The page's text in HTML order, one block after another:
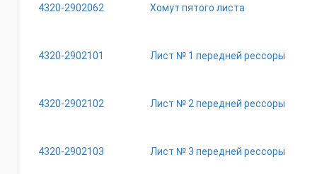
4320-2902062 Хомут пятого листа
4320-2902101 Лист № 1 передней рессоры
4320-2902102 Лист № 2 передней рессоры
4320-2902103 Лист № 3 передней рессоры